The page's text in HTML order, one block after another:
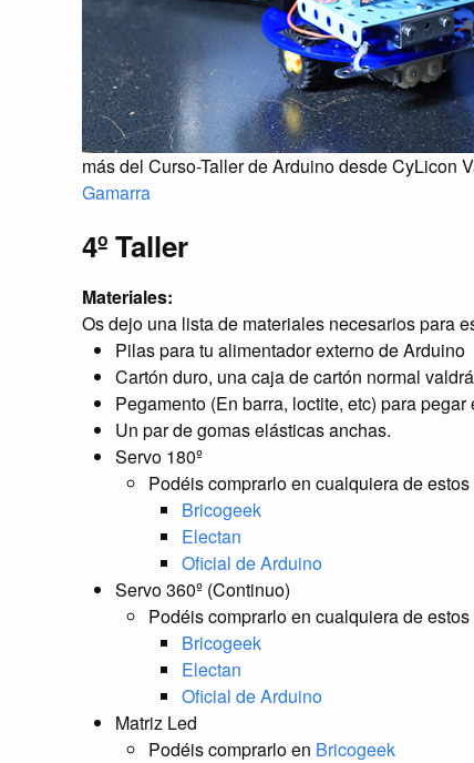
más del Curso-Taller de Arduino desde CyLicon
Gamarra
4º Taller
Materiales:
Os dejo una lista de materiales necesarios para
Pilas para tu alimentador externo de Arduino
Cartón duro, una caja de cartón normal valdrá
Pegamento (En barra, loctite, etc) para pegar
Un par de gomas elásticas anchas.
Servo 180º
Podéis comprarlo en cualquiera de estos
Bricogeek
Electan
Oficial de Arduino
Servo 360º (Continuo)
Podéis comprarlo en cualquiera de estos
Bricogeek
Electan
Oficial de Arduino
Matriz Led
Podéis comprarlo en Bricogeek